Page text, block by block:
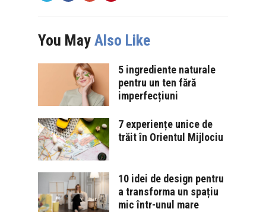
You May Also Like
5 ingrediente naturale
pentru un ten fără
imperfecțiuni
7 experiențe unice de
trăit în Orientul Mijlociu
10 idei de design pentru
a transforma un spațiu
mic într-unul mare